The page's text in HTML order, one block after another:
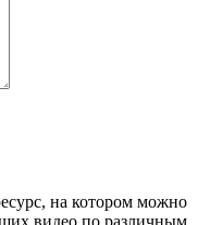
на котором можно
видео по различным